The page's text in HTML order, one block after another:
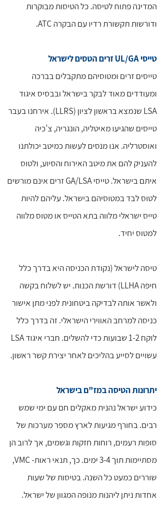
המדינה פתוח לטיסה. כל הטיסות מבוקרות
ודורשות תקשורת רדיו עם הבקרה ATC.
טייסי UL/GA זרים הטסים לישראל
טייסים זרים ומטוסיהם מתקבלים בברכה
ומעודדים מאוד לבקר בישראל ובבסיס איגוד
LSA שנמצא בראשון לציון (LLRS). אירחנו בעבר
טייסים שהגיעו מאיטליה, הונגריה, צ'כיה
ואוסטרליה. אנו מנסים לעשות כמיטב יכולתנו
להעניק להם את מיטב האירוח והסיוע, ולטוס
איתם בישראל. טייסי GA/LSA זרים אינם מורשים
לטוס לבד במטוסיהם בישראל. עליהם להיות
טייס ישראלי מלווה בתא הטייס או מטוס מלווה
למטוס יחיד.
טיסה לישראל (נקודת הכניסה היא בדרך כלל
חיפה LLHA) דורשת הכנות. יש לשלוח בקשה
ולאשר אותה לבדיקה ביטחונית לפני מתן אישור
כניסה למרחב האווירי הישראלי. זה בדרך כלל
לוקח 1-2 שבועות כדי להשלים. חברי איגוד LSA
עשויים לסייע בהליכים לאחר יצירת קשר ראשון.
יתרונות הטיסה במז"ם בישראל
כידוע ישראל נהנית מאקלים חם עם ימי שמש
רבים. בחורף מגיעות לארץ מספר מערכות של
סופות רעמים, רוחות חזקות וגשמים, אך לרוב הן
מסתיימות תוך 3-4 ימים. כך, תנאי ראות- VMC,
שוררים כמעט כל השנה. בטיסות של שעות
אחדות ניתן ליהנות מנופה המגוון של ישראל.